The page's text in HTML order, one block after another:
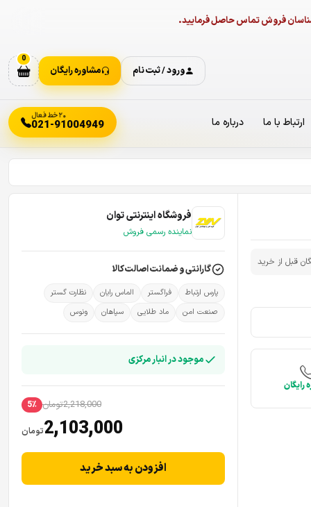
فروش تماس حاصل فرمایید.
ورود / ثبت نام مشاوره رایگان
0
ارتباط با ما درباره ما ۲۰ خط فعال
021-91004949
قبل از خرید
رایگان
فروشگاه اینترنتی توان
نماینده رسمی فروش
گارانتی و ضمانت اصالت کالا
پارس ارتباط فراگستر الماس رایان
نظارت گستر
صنعت امن
ماد طلایی سپاهان ونوس
موجود در انبار مرکزی
2,218,000تومان 5٪
2,103,000تومان
افزودن به سبد خرید